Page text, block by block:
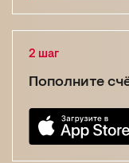
2 шаг
Пополните